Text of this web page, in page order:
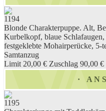
1194
Blonde Charakterpuppe. Alt,
Kurbelkopf, blaue
festgeklebte Mohairperücke, 5-
Samtanzug
Limit 20,00 € Zuschlag 90,00 €
1195